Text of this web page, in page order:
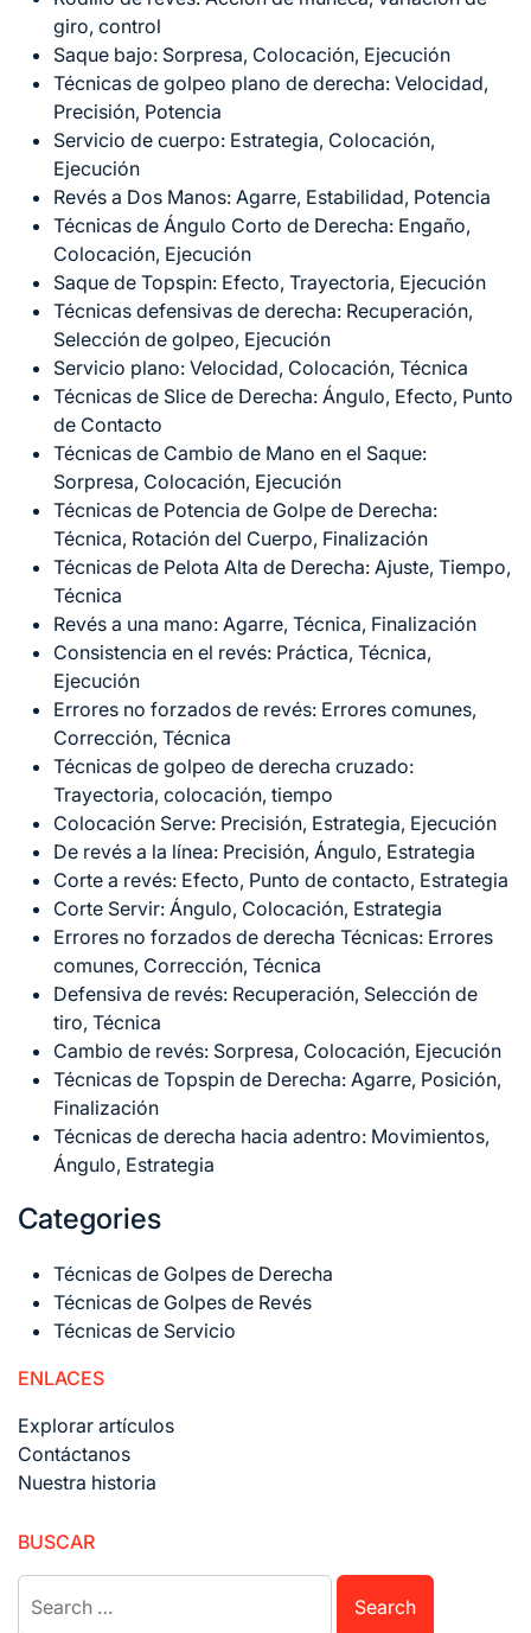
giro, control
Saque bajo: Sorpresa, Colocación, Ejecución
Técnicas de golpeo plano de derecha: Velocidad,
Precisión, Potencia
Servicio de cuerpo: Estrategia, Colocación,
Ejecución
Revés a Dos Manos: Agarre, Estabilidad, Potencia
Técnicas de Ángulo Corto de Derecha: Engaño,
Colocación, Ejecución
Saque de Topspin: Efecto, Trayectoria, Ejecución
Técnicas defensivas de derecha: Recuperación,
Selección de golpeo, Ejecución
Servicio plano: Velocidad, Colocación, Técnica
Técnicas de Slice de Derecha: Ángulo, Efecto, Punto
de Contacto
Técnicas de Cambio de Mano en el Saque:
Sorpresa, Colocación, Ejecución
Técnicas de Potencia de Golpe de Derecha:
Técnica, Rotación del Cuerpo, Finalización
Técnicas de Pelota Alta de Derecha: Ajuste, Tiempo,
Técnica
Revés a una mano: Agarre, Técnica, Finalización
Consistencia en el revés: Práctica, Técnica,
Ejecución
Errores no forzados de revés: Errores comunes,
Corrección, Técnica
Técnicas de golpeo de derecha cruzado:
Trayectoria, colocación, tiempo
Colocación Serve: Precisión, Estrategia, Ejecución
De revés a la línea: Precisión, Ángulo, Estrategia
Corte a revés: Efecto, Punto de contacto, Estrategia
Corte Servir: Ángulo, Colocación, Estrategia
Errores no forzados de derecha Técnicas: Errores
comunes, Corrección, Técnica
Defensiva de revés: Recuperación, Selección de
tiro, Técnica
Cambio de revés: Sorpresa, Colocación, Ejecución
Técnicas de Topspin de Derecha: Agarre, Posición,
Finalización
Técnicas de derecha hacia adentro: Movimientos,
Ángulo, Estrategia
Categories
Técnicas de Golpes de Derecha
Técnicas de Golpes de Revés
Técnicas de Servicio
ENLACES
Explorar artículos
Contáctanos
Nuestra historia
BUSCAR
Search
for: